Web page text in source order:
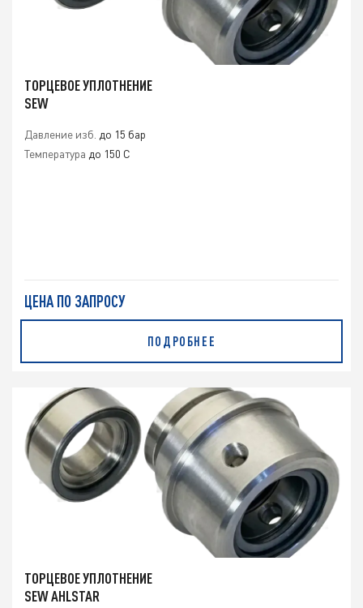
ТОРЦЕВОЕ УПЛОТНЕНИЕ
SEW
Давление изб. до 15 бар
Температура до 150 C
ЦЕНА ПО ЗАПРОСУ
ПОДРОБНЕЕ
ТОРЦЕВОЕ УПЛОТНЕНИЕ
SEW AHLSTAR